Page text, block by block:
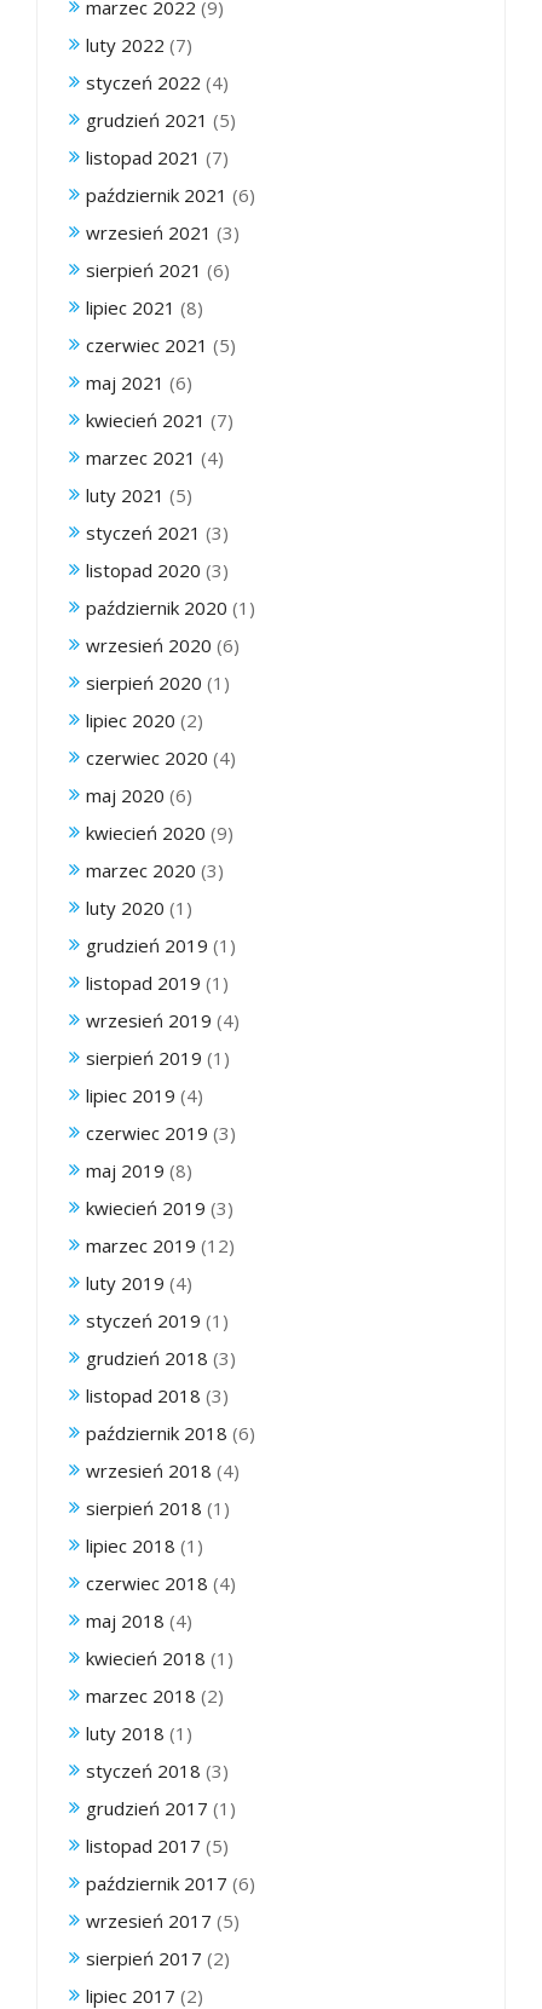
marzec 2022 (9)
luty 2022 (7)
styczeń 2022 (4)
grudzień 2021 (5)
listopad 2021 (7)
październik 2021 (6)
wrzesień 2021 (3)
sierpień 2021 (6)
lipiec 2021 (8)
czerwiec 2021 (5)
maj 2021 (6)
kwiecień 2021 (7)
marzec 2021 (4)
luty 2021 (5)
styczeń 2021 (3)
listopad 2020 (3)
październik 2020 (1)
wrzesień 2020 (6)
sierpień 2020 (1)
lipiec 2020 (2)
czerwiec 2020 (4)
maj 2020 (6)
kwiecień 2020 (9)
marzec 2020 (3)
luty 2020 (1)
grudzień 2019 (1)
listopad 2019 (1)
wrzesień 2019 (4)
sierpień 2019 (1)
lipiec 2019 (4)
czerwiec 2019 (3)
maj 2019 (8)
kwiecień 2019 (3)
marzec 2019 (12)
luty 2019 (4)
styczeń 2019 (1)
grudzień 2018 (3)
listopad 2018 (3)
październik 2018 (6)
wrzesień 2018 (4)
sierpień 2018 (1)
lipiec 2018 (1)
czerwiec 2018 (4)
maj 2018 (4)
kwiecień 2018 (1)
marzec 2018 (2)
luty 2018 (1)
styczeń 2018 (3)
grudzień 2017 (1)
listopad 2017 (5)
październik 2017 (6)
wrzesień 2017 (5)
sierpień 2017 (2)
lipiec 2017 (2)